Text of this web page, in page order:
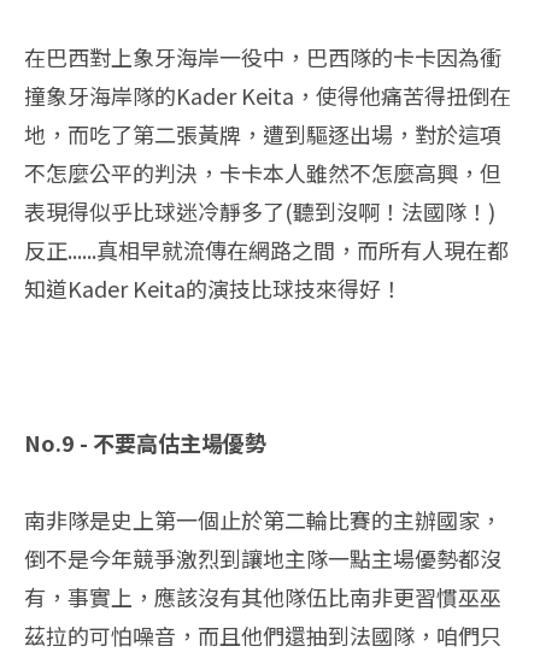
在巴西對上象牙海岸一役中，巴西隊的卡卡因為衝
撞象牙海岸隊的Kader Keita，使得他痛苦得扭倒在
地，而吃了第二張黃牌，遭到驅逐出場，對於這項
不怎麼公平的判決，卡卡本人雖然不怎麼高興，但
表現得似乎比球迷冷靜多了(聽到沒啊！法國隊！)
反正......真相早就流傳在網路之間，而所有人現在都
知道Kader Keita的演技比球技來得好！
No.9 - 不要高估主場優勢
南非隊是史上第一個止於第二輪比賽的主辦國家，
倒不是今年競爭激烈到讓地主隊一點主場優勢都沒
有，事實上，應該沒有其他隊伍比南非更習慣巫巫
茲拉的可怕噪音，而且他們還抽到法國隊，咱們只